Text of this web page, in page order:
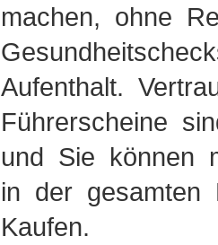
machen, ohne
Aufenthalt.
Führerscheine
und Sie können
in der gesamten
Kaufen.